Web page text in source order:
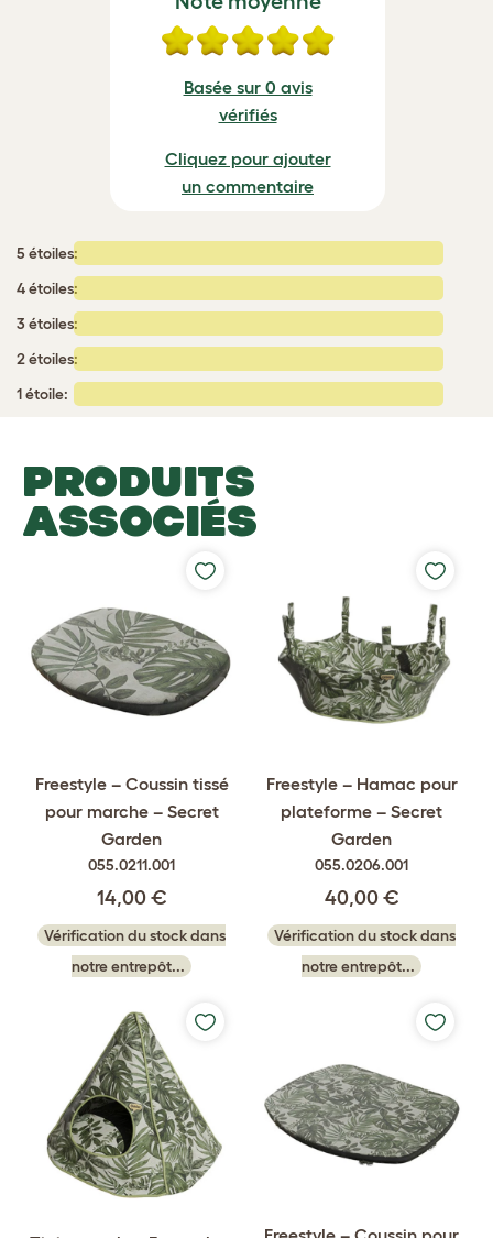
Basée sur 0 avis
vérifiés
Cliquez pour ajouter
un commentaire
5 étoiles:
4 étoiles:
3 étoiles:
2 étoiles:
1 étoile:
PRODUITS
ASSOCIÉS
Freestyle – Coussin tissé
pour marche – Secret
Garden
055.0211.001
14,00 €
Vérification du stock dans
notre entrepôt...
Freestyle – Hamac pour
plateforme – Secret
Garden
055.0206.001
40,00 €
Vérification du stock dans
notre entrepôt...